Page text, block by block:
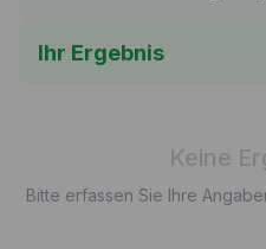
Ihr Ergebnis
Keine
Bitte erfassen Sie Ihre